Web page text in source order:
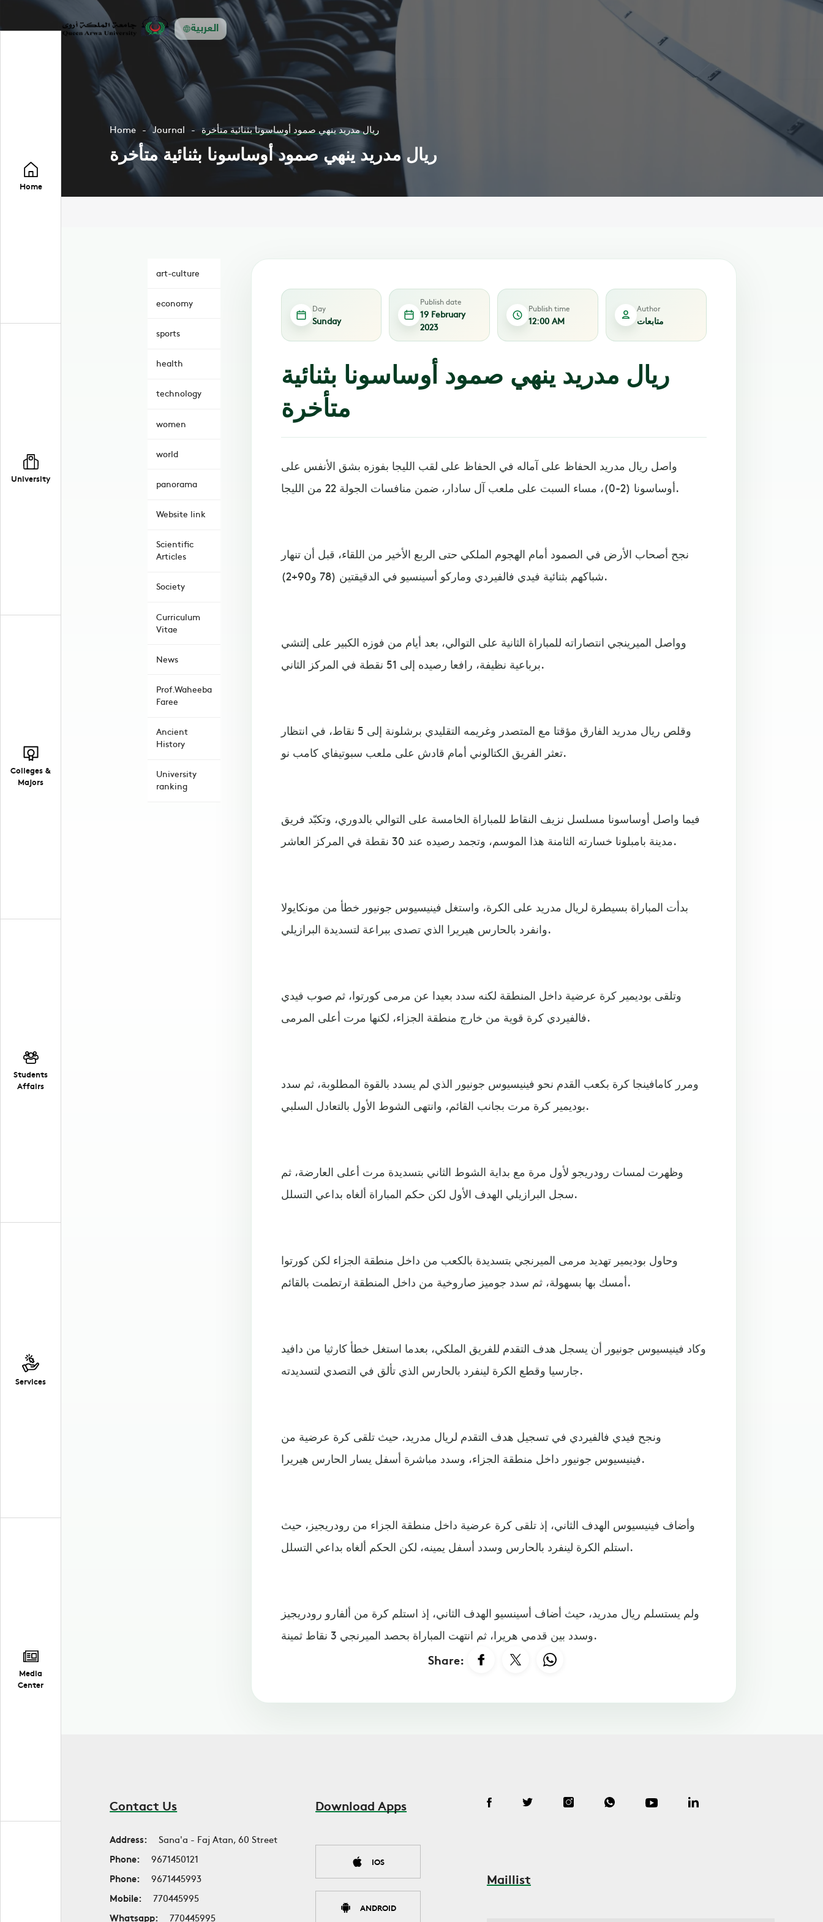
العربية
Home
University
Colleges &
Majors
Students
Affairs
Services
Media
Center
Home Journal ريال مدريد ينهي صمود أوساسونا بثنائية متأخرة
ريال مدريد ينهي صمود أوساسونا بثنائية متأخرة
art-culture
economy
sports
health
technology
women
world
panorama
Website link
Scientific
Articles
Society
Curriculum
Vitae
News
Prof.Waheeba
Faree
Ancient
History
University
ranking
Day
Sunday
Publish date
19 February
2023
Publish time
12:00 AM
Author
متابعات
ريال مدريد ينهي صمود أوساسونا بثنائية
متأخرة
واصل ريال مدريد الحفاظ على آماله في الحفاظ على لقب الليجا بفوزه بشق الأنفس على
أوساسونا (2-0)، مساء السبت على ملعب آل سادار، ضمن منافسات الجولة 22 من الليجا.
نجح أصحاب الأرض في الصمود أمام الهجوم الملكي حتى الربع الأخير من اللقاء، قبل أن تنهار
شباكهم بثنائية فيدي فالفيردي وماركو أسينسيو في الدقيقتين (78 و90+2).
وواصل الميرينجي انتصاراته للمباراة الثانية على التوالي، بعد أيام من فوزه الكبير على إلتشي
برباعية نظيفة، رافعا رصيده إلى 51 نقطة في المركز الثاني.
وقلص ريال مدريد الفارق مؤقتا مع المتصدر وغريمه التقليدي برشلونة إلى 5 نقاط، في انتظار
تعثر الفريق الكتالوني أمام قادش على ملعب سبوتيفاي كامب نو.
فيما واصل أوساسونا مسلسل نزيف النقاط للمباراة الخامسة على التوالي بالدوري، وتكبّد فريق
مدينة بامبلونا خسارته الثامنة هذا الموسم، وتجمد رصيده عند 30 نقطة في المركز العاشر.
بدأت المباراة بسيطرة لريال مدريد على الكرة، واستغل فينيسيوس جونيور خطأ من مونكايولا
وانفرد بالحارس هيريرا الذي تصدى ببراعة لتسديدة البرازيلي.
وتلقى بوديمير كرة عرضية داخل المنطقة لكنه سدد بعيدا عن مرمى كورتوا، ثم صوب فيدي
فالفيردي كرة قوية من خارج منطقة الجزاء، لكنها مرت أعلى المرمى.
ومرر كامافينجا كرة بكعب القدم نحو فينيسيوس جونيور الذي لم يسدد بالقوة المطلوبة، ثم سدد
بوديمير كرة مرت بجانب القائم، وانتهى الشوط الأول بالتعادل السلبي.
وظهرت لمسات رودريجو لأول مرة مع بداية الشوط الثاني بتسديدة مرت أعلى العارضة، ثم
سجل البرازيلي الهدف الأول لكن حكم المباراة ألغاه بداعي التسلل.
وحاول بوديمير تهديد مرمى الميرنجي بتسديدة بالكعب من داخل منطقة الجزاء لكن كورتوا
أمسك بها بسهولة، ثم سدد جوميز صاروخية من داخل المنطقة ارتطمت بالقائم.
وكاد فينيسيوس جونيور أن يسجل هدف التقدم للفريق الملكي، بعدما استغل خطأ كارثيا من دافيد
جارسيا وقطع الكرة لينفرد بالحارس الذي تألق في التصدي لتسديدته.
ونجح فيدي فالفيردي في تسجيل هدف التقدم لريال مدريد، حيث تلقى كرة عرضية من
فينيسيوس جونيور داخل منطقة الجزاء، وسدد مباشرة أسفل يسار الحارس هيريرا.
وأضاف فينيسيوس الهدف الثاني، إذ تلقى كرة عرضية داخل منطقة الجزاء من رودريجيز، حيث
استلم الكرة لينفرد بالحارس وسدد أسفل يمينه، لكن الحكم ألغاه بداعي التسلل.
ولم يستسلم ريال مدريد، حيث أضاف أسينسيو الهدف الثاني، إذ استلم كرة من ألفارو رودريجيز
وسدد بين قدمي هريرا، ثم انتهت المباراة بحصد الميرنجي 3 نقاط ثمينة.
Share:
Contact Us
Address:
Sana'a - Faj Atan, 60 Street
Phone:
9671450121
Phone:
9671445993
Mobile:
770445995
Whatsapp:
770445995
Download Apps
IOS
ANDROID
Maillist